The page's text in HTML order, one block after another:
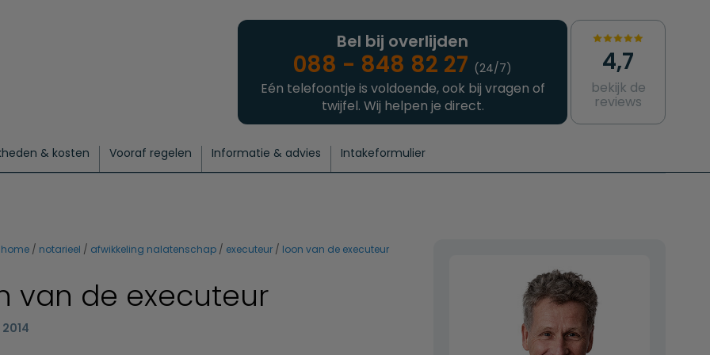
Bel bij overlijden
088 - 848 82 27 (24/7)
Eén telefoontje is voldoende, ook bij vragen of
twijfel. Wij helpen je direct.
4,7
bekijk de
reviews
& kosten Vooraf regelen Informatie & advies Intakeformulier
home notarieel afwikkeling nalatenschap executeur loon van de executeur
van de executeur